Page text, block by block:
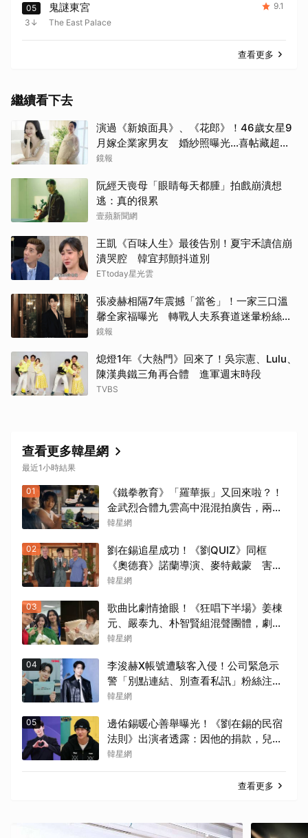
05
3
鬼謎東宮
The East Palace
9.1
查看更多
繼續看下去
演過《新娘面具》、《花郎》！46歲女星9
月嫁企業家男友 婚紗照曝光…喜帖藏超甜
告白
鏡報
阮經天喪母「眼睛每天都腫」拍戲崩潰想
逃：真的很累
壹蘋新聞網
王凱《百味人生》最後告別！夏宇禾讀信崩
潰哭腔 韓宜邦顫抖道別
ETtoday星光雲
張凌赫相隔7年震撼「當爸」！一家三口溫
馨全家福曝光 轉戰人夫系賽道迷暈粉絲嗨
喊：直接結婚
鏡報
熄燈1年《大熱門》回來了！吳宗憲、Lulu、
陳漢典鐵三角再合體 進軍週末時段
TVBS
查看更多韓星網
最近1小時結果
01
《鐵拳教育》「羅華振」又回來啦？！
金武烈合體九雲高中混混拍廣告，兩人
嚇壞反應笑翻劇迷：根本番外篇！
韓星網
02
劉在錫追星成功！《劉QUIZ》同框
《奧德賽》諾蘭導演、麥特戴蒙 害羞
比YA幸福笑容藏不住
韓星網
03
歌曲比劇情搶眼！《狂唱下半場》姜棟
元、嚴泰九、朴智賢組混聲團體，劇中
曲《Love Is》超洗腦
韓星網
04
李浚赫X帳號遭駭客入侵！公司緊急示
警「別點連結、別查看私訊」粉絲注意
了
韓星網
05
邊佑錫暖心善舉曝光！《劉在錫的民宿
法則》出演者透露：因他的捐款，兒童
患者順利完成治療
韓星網
查看更多